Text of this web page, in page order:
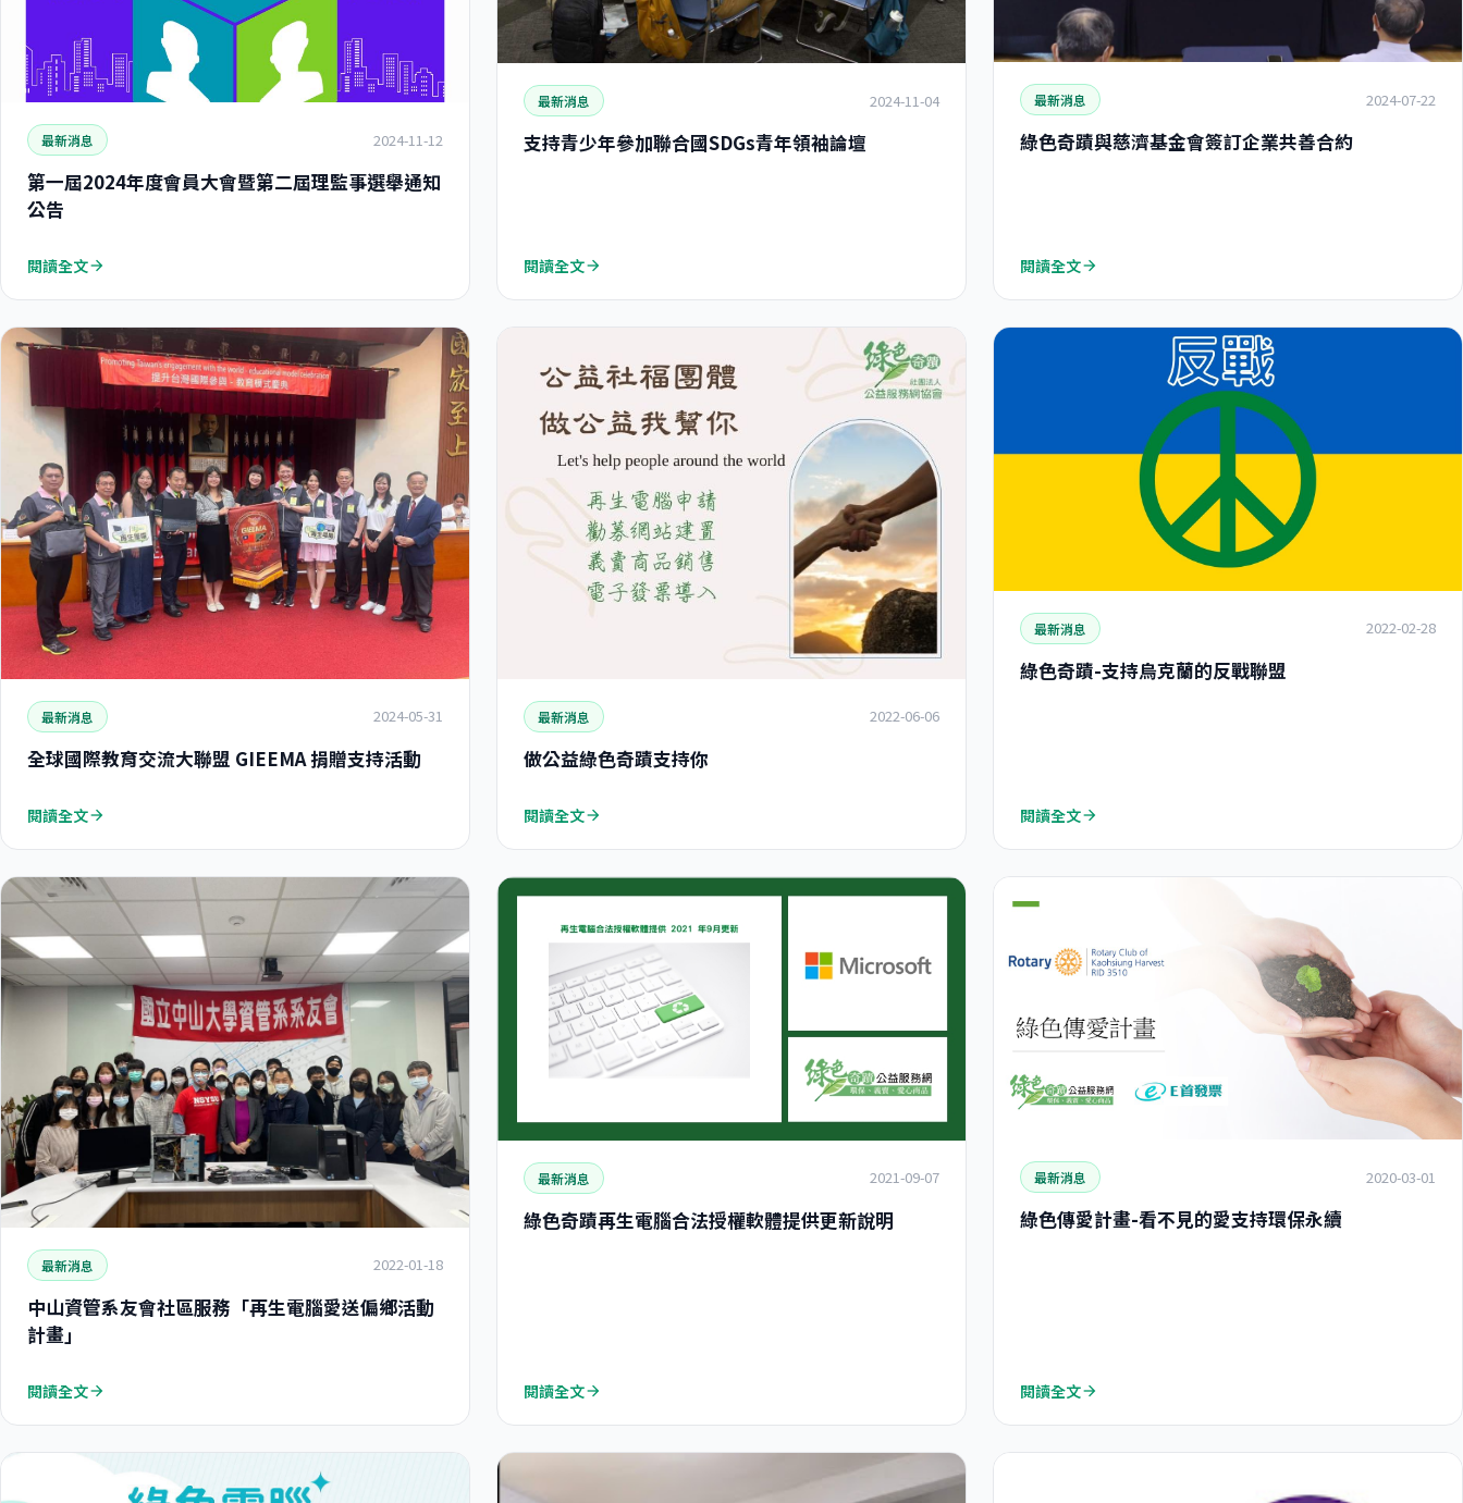
最新消息 2024-11-12
第一屆2024年度會員大會暨第二屆理監事選舉通知
公告
閱讀全文arrow_forward
最新消息 2024-11-04
支持青少年參加聯合國SDGs青年領袖論壇
閱讀全文arrow_forward
最新消息 2024-07-22
綠色奇蹟與慈濟基金會簽訂企業共善合約
閱讀全文arrow_forward
最新消息 2024-05-31
全球國際教育交流大聯盟 GIEEMA 捐贈支持活動
閱讀全文arrow_forward
最新消息 2022-06-06
做公益綠色奇蹟支持你
閱讀全文arrow_forward
最新消息 2022-02-28
綠色奇蹟-支持烏克蘭的反戰聯盟
閱讀全文arrow_forward
最新消息 2022-01-18
中山資管系友會社區服務「再生電腦愛送偏鄉活動
計畫」
閱讀全文arrow_forward
最新消息 2021-09-07
綠色奇蹟再生電腦合法授權軟體提供更新說明
閱讀全文arrow_forward
最新消息 2020-03-01
綠色傳愛計畫-看不見的愛支持環保永續
閱讀全文arrow_forward